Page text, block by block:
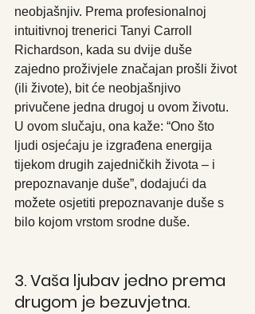
neobjašnjiv. Prema profesionalnoj
intuitivnoj trenerici Tanyi Carroll
Richardson, kada su dvije duše
zajedno proživjele značajan prošli život
(ili živote), bit će neobjašnjivo
privučene jedna drugoj u ovom životu.
U ovom slučaju, ona kaže: “Ono što
ljudi osjećaju je izgrađena energija
tijekom drugih zajedničkih života – i
prepoznavanje duše”, dodajući da
možete osjetiti prepoznavanje duše s
bilo kojom vrstom srodne duše.
3. Vaša ljubav jedno prema
drugom je bezuvjetna.